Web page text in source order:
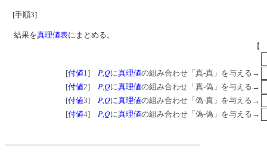
[手順3]
結果を真理値表にまとめる。
[付値1] P,Qに真理値の組み合わせ「真-真」を与える→
[付値2] P,Qに真理値の組み合わせ「真-偽」を与える→
[付値3] P,Qに真理値の組み合わせ「偽-真」を与える→
[付値4] P,Qに真理値の組み合わせ「偽-偽」を与える→